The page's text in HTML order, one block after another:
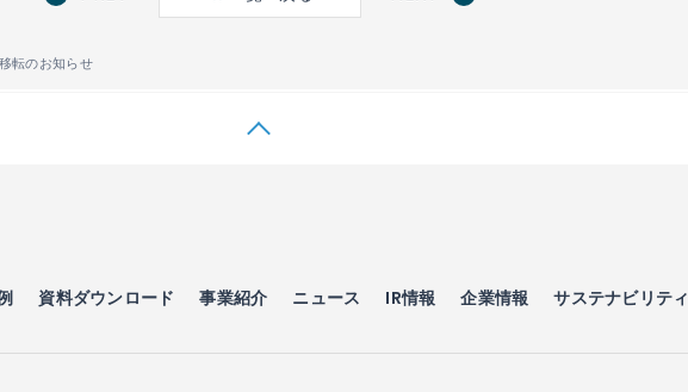
転のお知らせ
資料ダウンロード 事業紹介 ニュース IR情報 企業情報 サステナビリティ